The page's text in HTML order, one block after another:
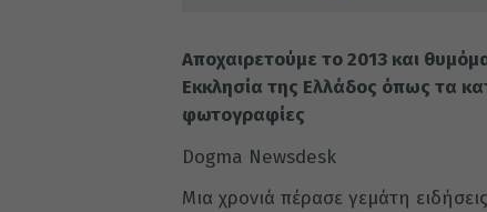
Αποχαιρετούμε το 2013 και
Εκκλησία της Ελλάδος όπως τα
φωτογραφίες
Dogma Newsdesk
Μια χρονιά πέρασε γεμάτη